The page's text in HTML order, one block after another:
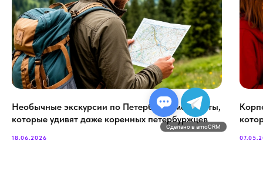
Необычные экскурсии по Петербургу: маршруты,
которые удивят даже коренных петербуржцев
18.06.2026
Сделано в amoCRM